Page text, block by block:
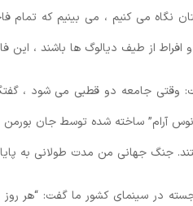
نگاه می کنیم ، می بینیم که
افراط از طیف دیالوگ ها باشند ، این
وقتی جامعه دو قطبی می شود ،
آرام” ساخته شده توسط جان
جنگ جهانی من مدت طولانی به
در سینمای کشور ما گفت: “هر